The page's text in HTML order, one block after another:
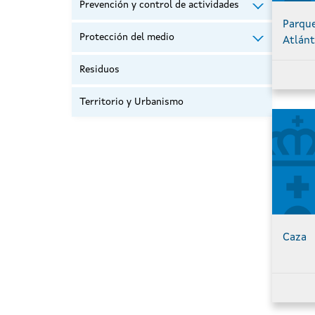
Prevención y control de actividades
Protección del medio
Residuos
Territorio y Urbanismo
Caza